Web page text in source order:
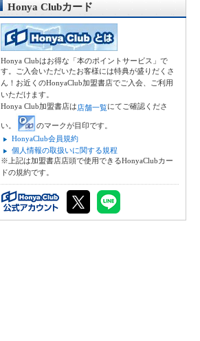
Honya Clubカード
Honya Clubはお得な「本のポイントサービス」で
す。ご入会いただいたお客様には特典が盛りだくさ
ん！お近くのHonyaClub加盟書店でご入会、ご利用
いただけます。
Honya Club加盟書店は店舗一覧にてご確認くださ
い。
のマークが目印です。
HonyaClub会員規約
個人情報の取扱いに関する規程
※上記は加盟書店店頭で使用できるHonyaClubカー
ドの規約です。